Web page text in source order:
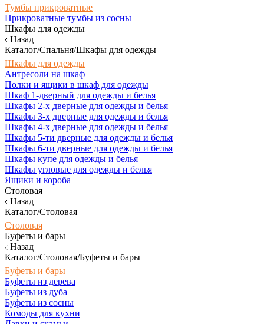
Тумбы прикроватные
Прикроватные тумбы из сосны
Шкафы для одежды
Назад
Каталог/Спальня/Шкафы для одежды
Шкафы для одежды
Антресоли на шкаф
Полки и ящики в шкаф для одежды
Шкаф 1-дверный для одежды и белья
Шкафы 2-х дверные для одежды и белья
Шкафы 3-х дверные для одежды и белья
Шкафы 4-х дверные для одежды и белья
Шкафы 5-ти дверные для одежды и белья
Шкафы 6-ти дверные для одежды и белья
Шкафы купе для одежды и белья
Шкафы угловые для одежды и белья
Ящики и короба
Столовая
Назад
Каталог/Столовая
Столовая
Буфеты и бары
Назад
Каталог/Столовая/Буфеты и бары
Буфеты и бары
Буфеты из дерева
Буфеты из дуба
Буфеты из сосны
Комоды для кухни